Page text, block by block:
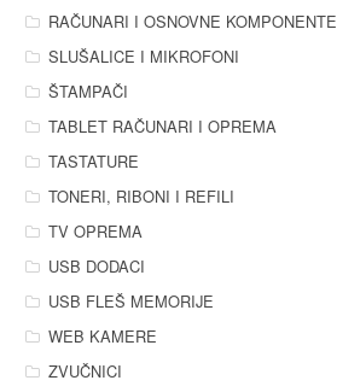
RAČUNARI I OSNOVNE KOMPONENTE
SLUŠALICE I MIKROFONI
ŠTAMPAČI
TABLET RAČUNARI I OPREMA
TASTATURE
TONERI, RIBONI I REFILI
TV OPREMA
USB DODACI
USB FLEŠ MEMORIJE
WEB KAMERE
ZVUČNICI